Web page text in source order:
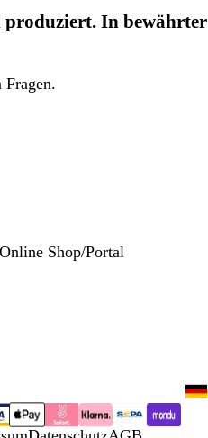
Seite
produziert. In bewährter
Shop/Portal